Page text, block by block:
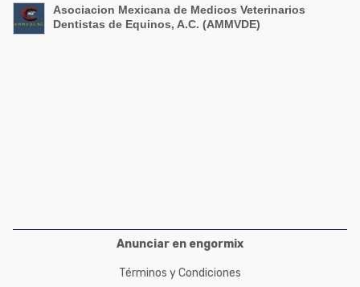
Porcicultura
Avicultura
Porcicultura
Asociacion Mexicana de Medicos Veterinarios
Dentistas de Equinos, A.C. (AMMVDE)
Anunciar en engormix
Términos y Condiciones